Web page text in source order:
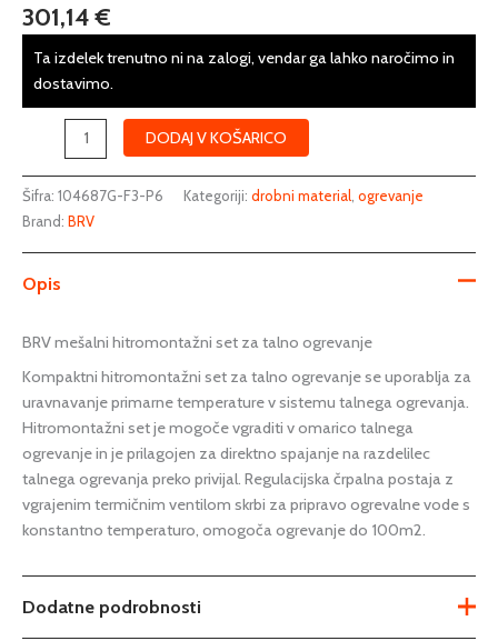
301,14€
Ta izdelek trenutno ni na zalogi, vendar ga lahko naročimo in
dostavimo.
20-
45°C
količina
DODAJ V KOŠARICO
Šifra: 104687G-F3-P6 Kategoriji: drobni material ogrevanje
Brand: BRV
Opis
BRV mešalni hitromontažni set za talno ogrevanje
Kompaktni hitromontažni set za talno ogrevanje se uporablja za
uravnavanje primarne temperature v sistemu talnega ogrevanja.
Hitromontažni set je mogoče vgraditi v omarico talnega
ogrevanje in je prilagojen za direktno spajanje na razdelilec
talnega ogrevanja preko privijal. Regulacijska črpalna postaja z
vgrajenim termičnim ventilom skrbi za pripravo ogrevalne vode s
konstantno temperaturo, omogoča ogrevanje do 100m2.
Dodatne podrobnosti